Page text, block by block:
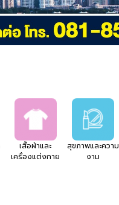
เสื้อผ้าและ
เครื่องแต่งกาย
สุขภาพและความ
งาม